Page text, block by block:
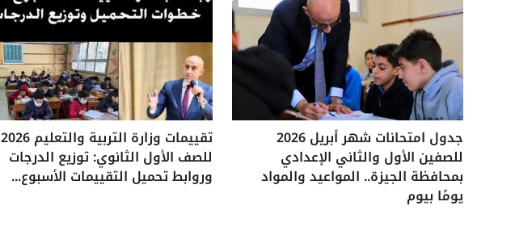
جدول امتحانات شهر أبريل 2026
للصفين الأول والثاني الإعدادي
بمحافظة الجيزة.. المواعيد والمواد
يومًا بيوم
تقييمات وزارة التربية والتعليم 2026
للصف الأول الثانوي: توزيع الدرجات
وروابط تحميل التقييمات الأسبوع...